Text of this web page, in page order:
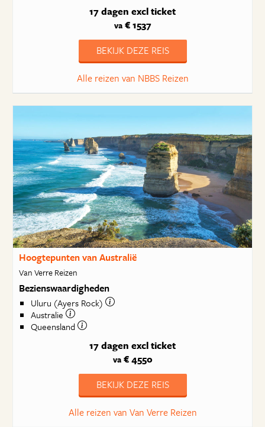
17 dagen excl ticket
va€ 1537
BEKIJK DEZE REIS
Alle reizen van NBBS Reizen
Hoogtepunten van Australië
Van Verre Reizen
Bezienswaardigheden
Uluru (Ayers Rock)
Australie
Queensland
17 dagen excl ticket
va€ 4550
BEKIJK DEZE REIS
Alle reizen van Van Verre Reizen